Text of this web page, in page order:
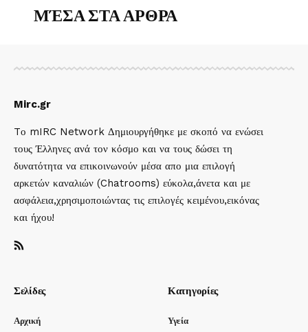
ΜΈΣΑ ΣΤΑ ΑΡΘΡΑ
Mirc.gr
Tο mIRC Network Δημιουργήθηκε με σκοπό να ενώσει
τους Έλληνες ανά τον κόσμο και να τους δώσει τη
δυνατότητα να επικοινωνούν μέσα απο μια επιλογή
αρκετών καναλιών (Chatrooms) εύκολα,άνετα και με
ασφάλεια,χρησιμοποιώντας τις επιλογές κειμένου,εικόνας
και ήχου!
Σελίδες
Αρχική
Κατηγορίες
Υγεία